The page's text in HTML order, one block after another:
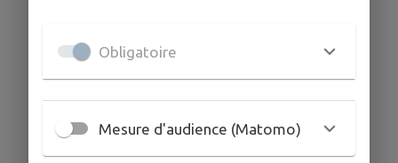
Obligatoire
Mesure d'audience (Matomo)